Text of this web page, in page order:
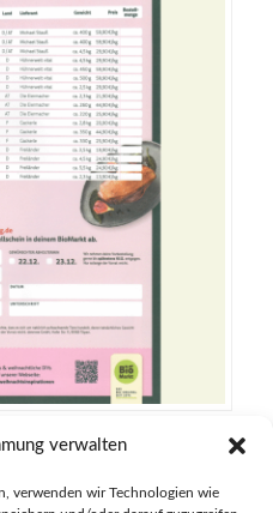
verwalten
verwenden wir Technologien wie